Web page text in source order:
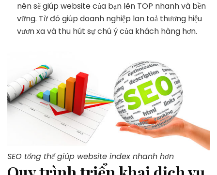
nên sẽ giúp website của bạn lên TOP nhanh và bền
vững. Từ đó giúp doanh nghiệp lan toả thương hiệu
vươn xa và thu hút sự chú ý của khách hàng hơn.
SEO tổng thể giúp website index nhanh hơn